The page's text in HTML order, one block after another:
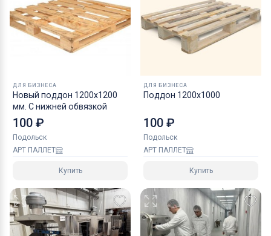
ДЛЯ БИЗНЕСА
Новый поддон 1200х1200
мм. C нижней обвязкой
100 ₽
Подольск
АРТ ПАЛЛЕТ
Купить
ДЛЯ БИЗНЕСА
Поддон 1200х1000
100 ₽
Подольск
АРТ ПАЛЛЕТ
Купить